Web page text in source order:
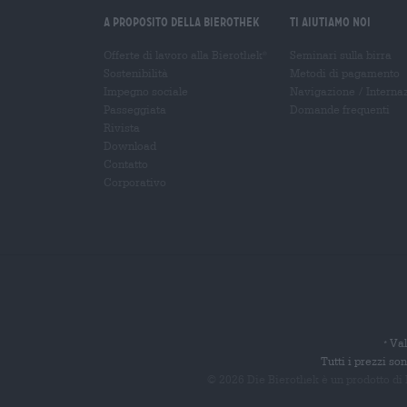
A proposito della Bierothek Ti aiutiamo noi
*
Tutti i prezzi